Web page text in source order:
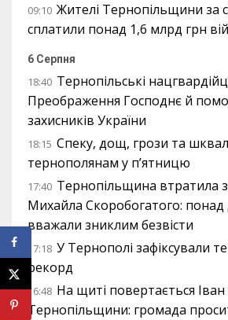
09:10 Жителі Тернопільщини за
сплатили понад 1,6 млрд грн
6 Серпня
18:40 Тернопільські
Преображення Господнє й
захисників України
18:15 Спеку, дощ, грози та
тернополянам у п’ятницю
17:40 Тернопільщина втратила
Михайла Скоробогатого:
вважали зниклим безвісти
17:18 У Тернополі зафіксували
рекорд
16:48 На щиті повертається
Тернопільщини: громада